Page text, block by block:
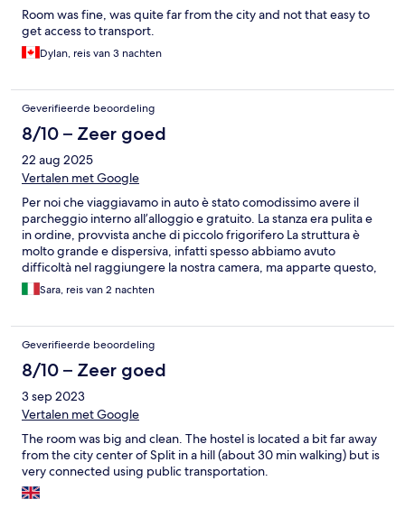
Room was fine, was quite far from the city and not that easy to
get access to transport.
Dylan, reis van 3 nachten
Geverifieerde beoordeling
8/10 – Zeer goed
22 aug 2025
Vertalen met Google
Per noi che viaggiavamo in auto è stato comodissimo avere il
parcheggio interno all’alloggio e gratuito. La stanza era pulita e
in ordine, provvista anche di piccolo frigorifero La struttura è
molto grande e dispersiva, infatti spesso abbiamo avuto
difficoltà nel raggiungere la nostra camera, ma apparte questo,
personale molto gentile e disponibile!
Sara, reis van 2 nachten
Geverifieerde beoordeling
8/10 – Zeer goed
3 sep 2023
Vertalen met Google
The room was big and clean. The hostel is located a bit far away
from the city center of Split in a hill (about 30 min walking) but is
very connected using public transportation.